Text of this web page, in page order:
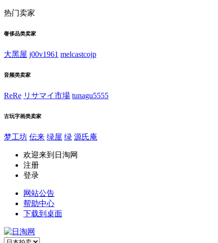
热门卖家
奢侈品类卖家
大黑屋 j00v1961 melcastcojp
音频类卖家
ReRe リサマイ市場 tunagu5555
古玩字画类卖家
梦工坊 伝来 绿屋 绿 源氏庵
欢迎来到日淘网
注册
登录
网站公告
帮助中心
下载到桌面